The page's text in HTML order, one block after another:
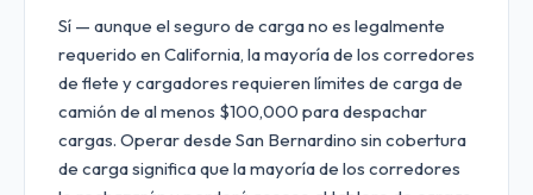
Sí — aunque el seguro de carga no es legalmente
requerido en California, la mayoría de los corredores
de flete y cargadores requieren límites de carga de
camión de al menos $100,000 para despachar
cargas. Operar desde San Bernardino sin cobertura
de carga significa que la mayoría de los corredores